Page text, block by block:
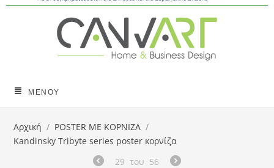
ΜΕΝΟΎ
Αρχική / POSTER ΜΕ ΚΟΡΝΙΖΑ /
Kandinsky Tribyte series poster κορνίζα
29 του 56